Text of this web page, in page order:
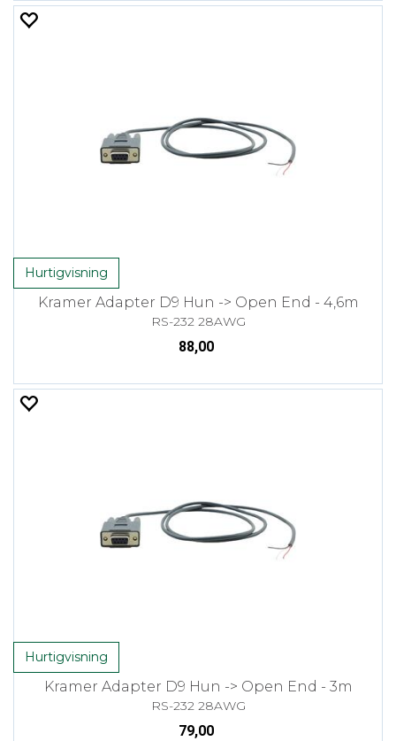
Hurtigvisning
Kramer Adapter D9 Hun -> Open End - 4,6m
RS-232 28AWG
88,00
Hurtigvisning
Kramer Adapter D9 Hun -> Open End - 3m
RS-232 28AWG
79,00